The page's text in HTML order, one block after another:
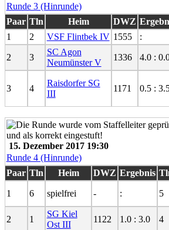
Runde 3 (Hinrunde)
Paar Tln Heim DWZ
1
2 VSF Flintbek IV 1555 :
2 3
SC Agon
Neumünster V
1336 4.0 :
3 4
Raisdorfer SG
III
1171 0.5 :
15. Dezember 2017 19:30
Runde 4 (Hinrunde)
Paar Tln Heim DWZ Ergebnis
1 6 spielfrei - : 5
2 1
SG Kiel
Ost III
1122 1.0 : 3.0 4